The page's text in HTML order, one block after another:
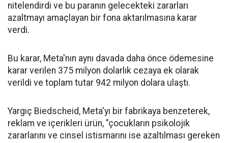
nitelendirdi ve bu paranın gelecekteki zararları
azaltmayı amaçlayan bir fona aktarılmasına karar
verdi.
Bu karar, Meta'nın aynı davada daha önce ödemesine
karar verilen 375 milyon dolarlık cezaya ek olarak
verildi ve toplam tutar 942 milyon dolara ulaştı.
Yargıç Biedscheid, Meta'yı bir fabrikaya benzeterek,
reklam ve içerikleri ürün, "çocukların psikolojik
zararlarını ve cinsel istismarını ise azaltılması gereken